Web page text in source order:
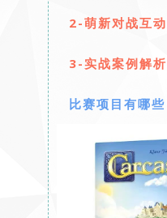
2-萌新对战互动
3-实战案例解析
比赛项目有哪些